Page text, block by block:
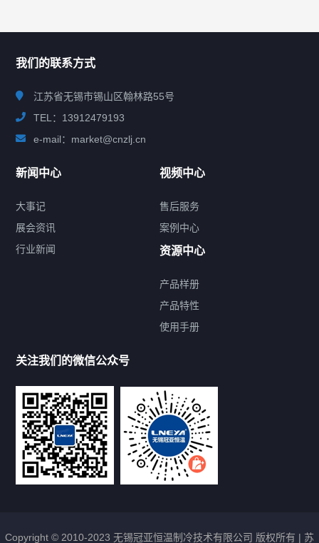
提交您的需求，免费获取产品资料
--亦可拨打我们的24小时服务咨询热线--
13912479193
我们的联系方式
江苏省无锡市锡山区翰林路55号
TEL：13912479193
e-mail：market@cnzlj.cn
新闻中心
大事记
展会资讯
行业新闻
视频中心
售后服务
案例中心
资源中心
产品样册
产品特性
使用手册
关注我们的微信公众号
Copyright © 2010-2023 无锡冠亚恒温制冷技术有限公司 版权所有 | 苏